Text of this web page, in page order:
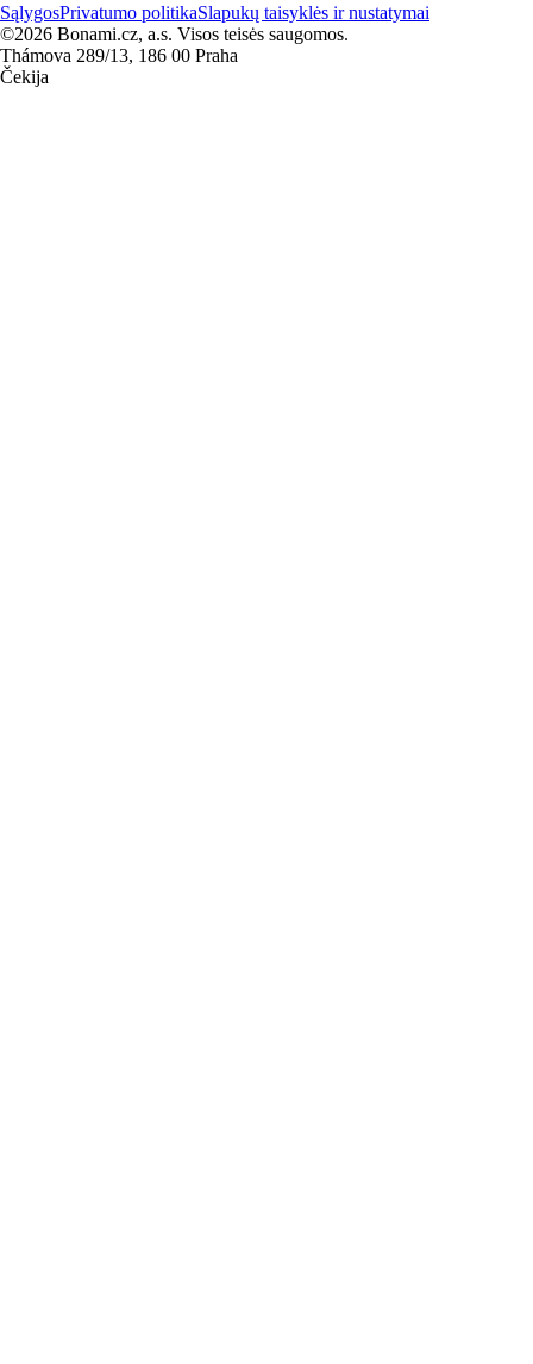
SąlygosPrivatumo politikaSlapukų taisyklės ir nustatymai
©2026 Bonami.cz, a.s. Visos teisės saugomos.
Thámova 289/13, 186 00 Praha
Čekija